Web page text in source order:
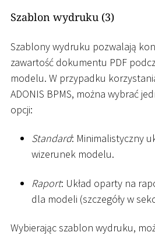
Szablon wydruku (3)
Szablony wydruku pozwalają
zawartość dokumentu PDF
modelu. W przypadku
ADONIS BPMS, można wybrać
opcji:
Standard: Minimalistyczny
wizerunek modelu.
Raport: Układ oparty na
dla modeli (szczegóły w
Wybierając szablon wydruku,